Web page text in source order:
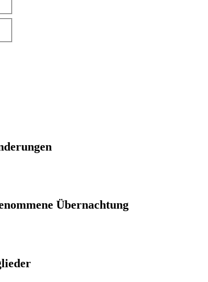
Übernachtung